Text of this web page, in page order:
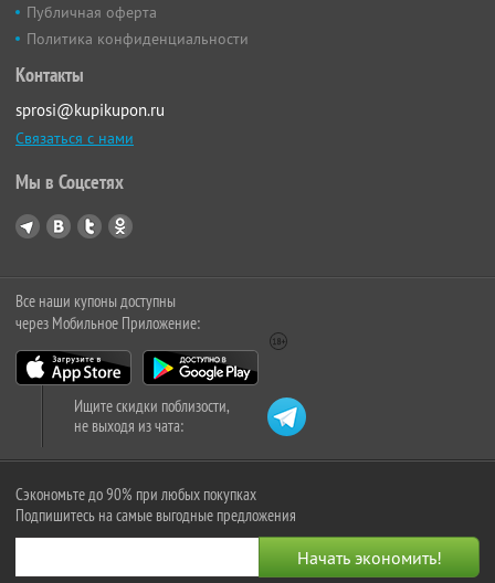
Публичная оферта
Политика конфиденциальности
Контакты
sprosi@kupikupon.ru
Связаться с нами
Мы в Соцсетях
Все наши купоны доступны
через Мобильное Приложение:
Ищите скидки поблизости,
не выходя из чата:
Сэкономьте до 90% при любых покупках
Подпишитесь на самые выгодные предложения